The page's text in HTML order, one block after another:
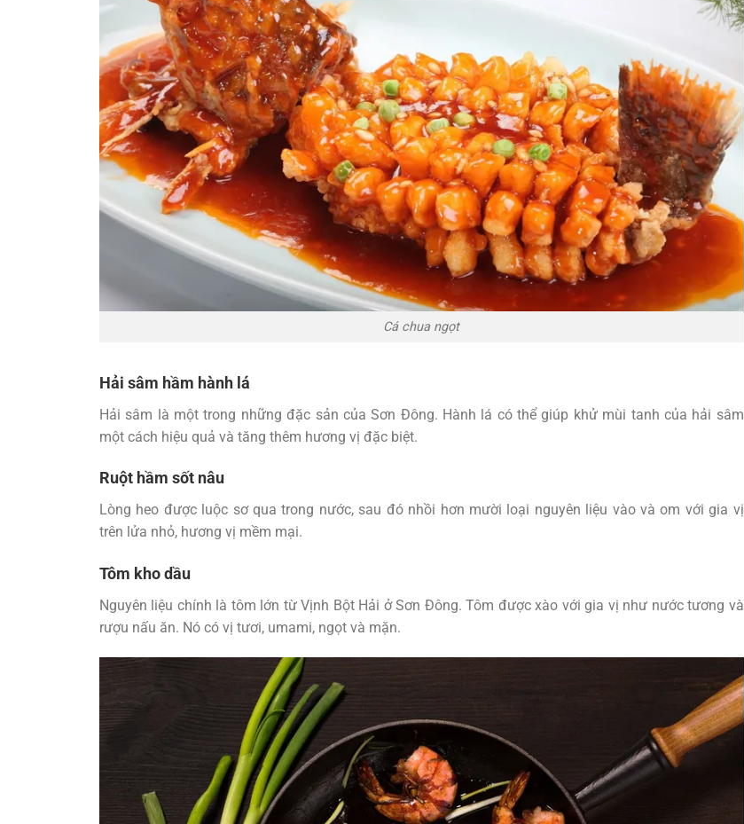
Cá chua ngọt
Hải sâm hầm hành lá
Hải sâm là một trong những đặc sản của Sơn Đông. Hành lá có thể giúp khử mùi tanh của hải sâm
một cách hiệu quả và tăng thêm hương vị đặc biệt.
Ruột hầm sốt nâu
Lòng heo được luộc sơ qua trong nước, sau đó nhồi hơn mười loại nguyên liệu vào và om với gia vị
trên lửa nhỏ, hương vị mềm mại.
Tôm kho dầu
Nguyên liệu chính là tôm lớn từ Vịnh Bột Hải ở Sơn Đông. Tôm được xào với gia vị như nước tương và
rượu nấu ăn. Nó có vị tươi, umami, ngọt và mặn.